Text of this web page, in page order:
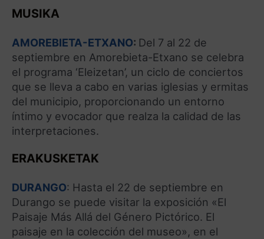
MUSIKA
AMOREBIETA-ETXANO: Del 7 al 22 de
septiembre en Amorebieta-Etxano se celebra
el programa ‘Eleizetan’, un ciclo de conciertos
que se lleva a cabo en varias iglesias y ermitas
del municipio, proporcionando un entorno
íntimo y evocador que realza la calidad de las
interpretaciones.
ERAKUSKETAK
DURANGO: Hasta el 22 de septiembre en
Durango se puede visitar la exposición «El
Paisaje Más Allá del Género Pictórico. El
paisaje en la colección del museo», en el